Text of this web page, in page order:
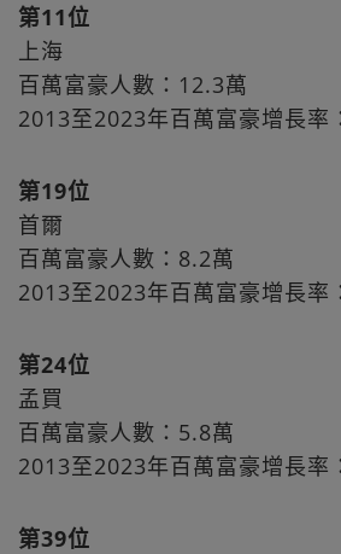
第11位
上海
百萬富豪人數：12.3萬
2013至2023年百萬富豪增長率
第19位
首爾
百萬富豪人數：8.2萬
2013至2023年百萬富豪增長率
第24位
孟買
百萬富豪人數：5.8萬
2013至2023年百萬富豪增長率
第39位